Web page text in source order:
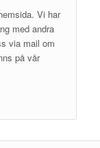
Vi har
med andra
via mail om
på vår